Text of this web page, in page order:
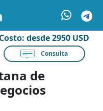
Costo: desde 2950 USD
Consulta
de